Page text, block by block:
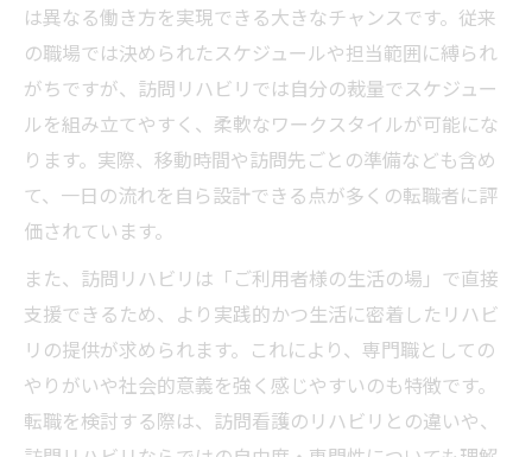
報酬単価から見る訪問リハビリの収入アッ
プ戦略
訪問リハビリの給与水準を他職種と徹底比
較
訪問リハビリ転職で収入を伸ばすための工
夫
響
現場で役立つ訪問リハビリの専門性とは
訪問リハビリ現場で活きる専門スキルの磨
き方
パーキンソン病対応で訪問リハビリの専門
は異なる働き方を実現できる大きなチャンスです。従来
の職場では決められたスケジュールや担当範囲に縛られ
がちですが、訪問リハビリでは自分の裁量でスケジュー
ルを組み立てやすく、柔軟なワークスタイルが可能にな
ります。実際、移動時間や訪問先ごとの準備なども含め
て、一日の流れを自ら設計できる点が多くの転職者に評
価されています。
また、訪問リハビリは「ご利用者様の生活の場」で直接
支援できるため、より実践的かつ生活に密着したリハビ
リの提供が求められます。これにより、専門職としての
やりがいや社会的意義を強く感じやすいのも特徴です。
転職を検討する際は、訪問看護のリハビリとの違いや、